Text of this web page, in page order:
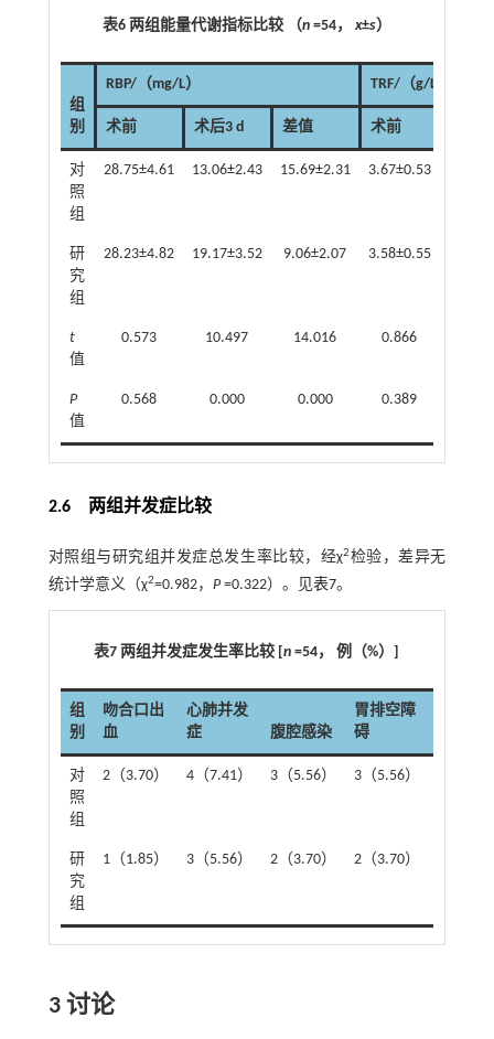
表6 两组能量代谢指标比较 （n=54， x±s）
组
别
RBP/（mg/L） TRF/（g/L）
术前 术后3 d 差值 术前
对
照
组
28.75±4.61 13.06±2.43 15.69±2.31 3.67±0.53
研
究
组
28.23±4.82 19.17±3.52 9.06±2.07 3.58±0.55
t
值
0.573 10.497 14.016 0.866
P
值
0.568 0.000 0.000 0.389
2.6 两组并发症比较
对照组与研究组并发症总发生率比较，经χ2检验，差异无
统计学意义（χ2=0.982， P=0.322）。见表7。
表7 两组并发症发生率比较 [n =54， 例（%）]
组
别
吻合口出
血
心肺并发
症
腹腔感染
胃排空障
碍
对
照
组
2（3.70） 4（7.41） 3（5.56） 3（5.56）
研
究
组
1（1.85） 3（5.56） 2（3.70） 2（3.70）
3 讨论